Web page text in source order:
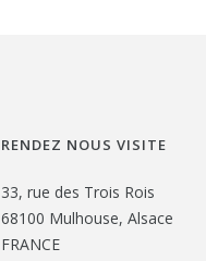
RENDEZ NOUS VISITE
33, rue des Trois Rois
68100 Mulhouse, Alsace
FRANCE